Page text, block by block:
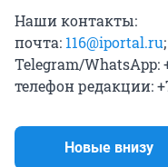
Наши контакты:
почта: 116@iportal.ru;
Telegram/WhatsApp:
телефон редакции:
Новые внизу